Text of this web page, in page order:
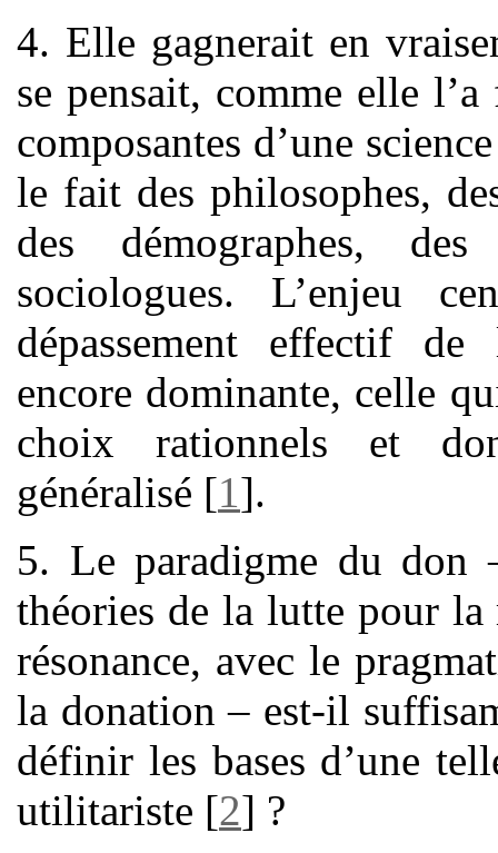
4. Elle gagnerait en
se pensait, comme elle
composantes d’une
le fait des philosophes,
des démographes,
sociologues. L’enjeu
dépassement effectif
encore dominante, celle
choix rationnels et
généralisé [1].
5. Le paradigme du don
théories de la lutte pour la
résonance, avec le
la donation – est-il
définir les bases d’une
utilitariste [2] ?